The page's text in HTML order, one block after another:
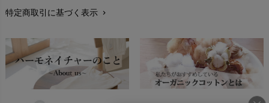
返品交換chevron_right
FAXでのご注文
お問い合わせ chevron_right
特定商取引に基づく表示 chevron_right